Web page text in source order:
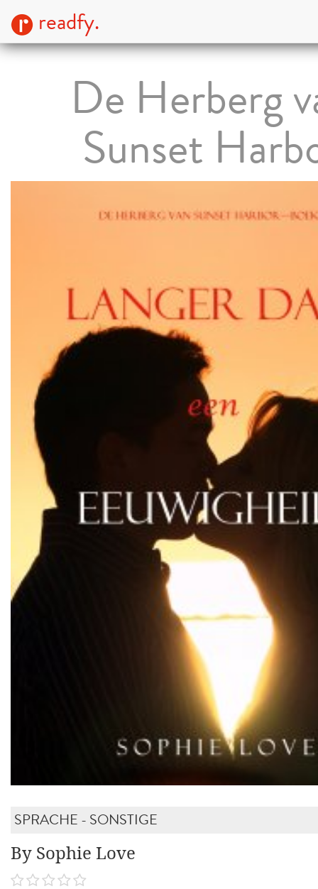
readfy.
De Herberg
Sunset
SPRACHE - SONSTIGE
By Sophie Love